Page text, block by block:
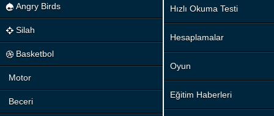
Angry Birds
Silah
Basketbol
Motor
Beceri
Hızlı Okuma Testi
Hesaplamalar
Oyun
Eğitim Haberleri